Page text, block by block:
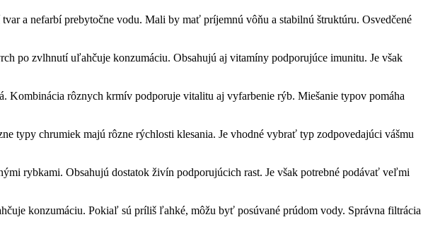
a nefarbí prebytočne vodu. Mali by mať príjemnú vôňu a stabilnú štruktúru. Osvedčené
po zvlhnutí uľahčuje konzumáciu. Obsahujú aj vitamíny podporujúce imunitu. Je však
rôznych krmív podporuje vitalitu aj vyfarbenie rýb. Miešanie typov pomáha
typy chrumiek majú rôzne rýchlosti klesania. Je vhodné vybrať typ zodpovedajúci vášmu
rybkami. Obsahujú dostatok živín podporujúcich rast. Je však potrebné podávať veľmi
konzumáciu. Pokiaľ sú príliš ľahké, môžu byť posúvané prúdom vody. Správna filtrácia